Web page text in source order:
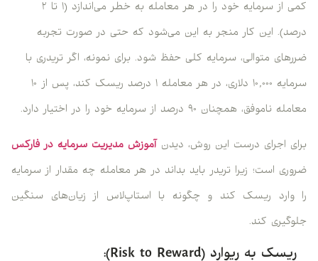
کمی از سرمایه خود را در هر معامله به خطر می‌اندازد (۱ تا ۲
درصد). این کار منجر به این می‌شود که حتی در صورت تجربه
ضررهای متوالی، سرمایه کلی حفظ شود. برای نمونه، اگر تریدری با
سرمایه ۱۰,۰۰۰ دلاری، در هر معامله ۱ درصد ریسک کند، پس از ۱۰
معامله ناموفق، همچنان ۹۰ درصد از سرمایه خود را در اختیار دارد.
برای اجرای درست این روش، دیدن آموزش مدیریت سرمایه در فارکس
ضروری است؛ زیرا تریدر باید بداند در هر معامله چه مقدار از سرمایه
را وارد ریسک کند و چگونه با استاپ‌لاس از زیان‌های سنگین
جلوگیری کند.
ریسک به ریوارد (Risk to Reward
):